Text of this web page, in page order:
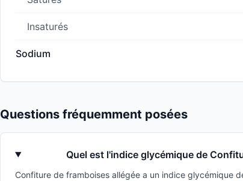
Insaturés
Sodium
Questions fréquemment posées
Quel est l'indice glycémique de
Confiture de framboises allégée a un indice glycémique